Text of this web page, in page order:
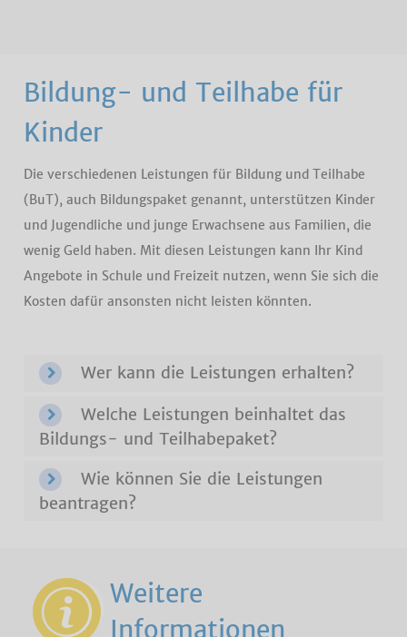
Bildung- und Teilhabe für
Kinder
Die verschiedenen Leistungen für Bildung und Teilhabe
(BuT), auch Bildungspaket genannt, unterstützen Kinder
und Jugendliche und junge Erwachsene aus Familien, die
wenig Geld haben. Mit diesen Leistungen kann Ihr Kind
Angebote in Schule und Freizeit nutzen, wenn Sie sich die
Kosten dafür ansonsten nicht leisten könnten.
Wer kann die Leistungen erhalten?
Welche Leistungen beinhaltet das
Bildungs- und Teilhabepaket?
Wie können Sie die Leistungen
beantragen?
Weitere
Informationen